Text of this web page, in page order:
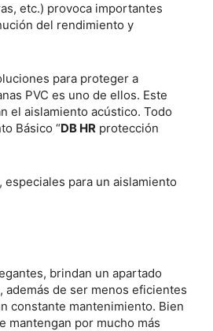
etc.) provoca importantes
del rendimiento y
para proteger a
PVC es uno de ellos. Este
el aislamiento acústico. Todo
Básico “DB HR protección
para un aislamiento
brindan un apartado
de ser menos eficientes
constante mantenimiento. Bien
mantengan por mucho más